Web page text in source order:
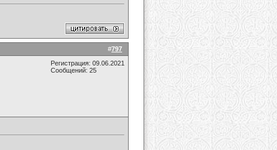
#797
Регистрация: 09.06.2021
Сообщений: 25